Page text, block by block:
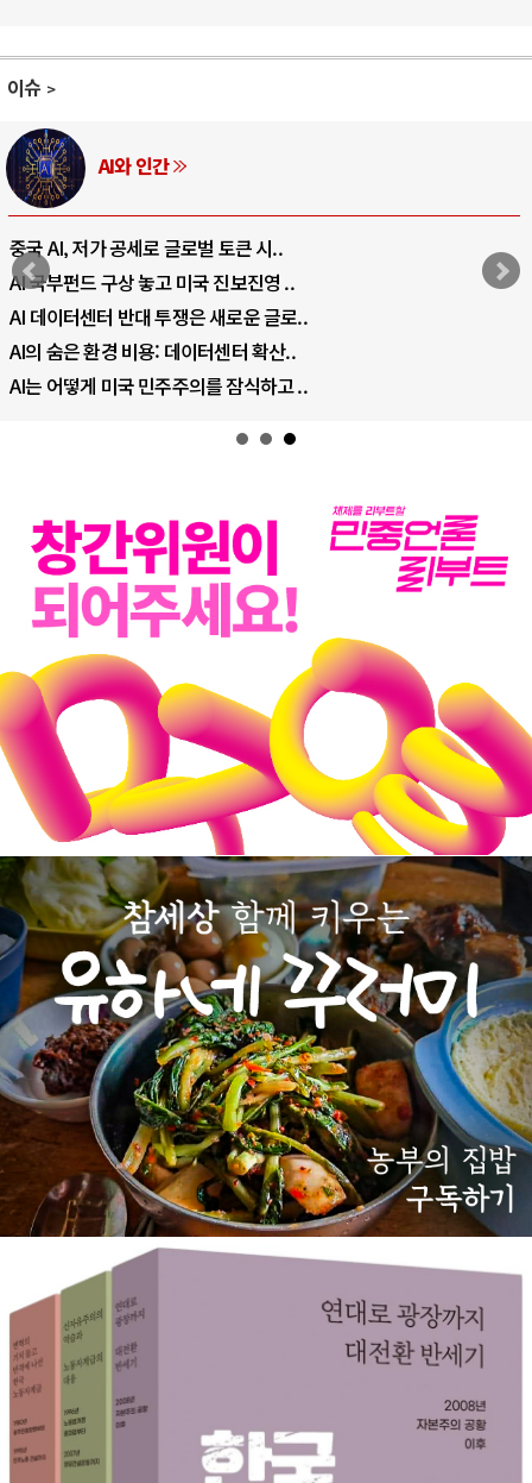
이슈
AI와 인간
중국 AI, 저가 공세로 글로벌 토큰 시..
AI 국부펀드 구상 놓고 미국 진보진영 ..
AI 데이터센터 반대 투쟁은 새로운 글로..
AI의 숨은 환경 비용: 데이터센터 확산..
AI는 어떻게 미국 민주주의를 잠식하고 ..